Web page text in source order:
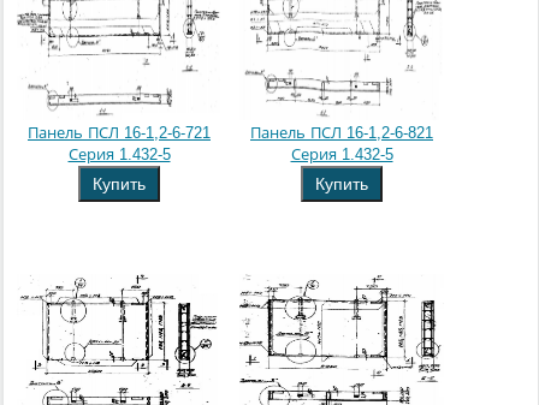
Панель ПСЛ 16-1,2-6-721
Серия 1.432-5
Купить
Панель ПСЛ 16-1,2-6-821
Серия 1.432-5
Купить